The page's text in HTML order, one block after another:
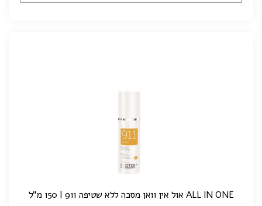
ALL IN ONE אול אין וואן מסכה ללא שטיפה 911 | 150 מ"ל